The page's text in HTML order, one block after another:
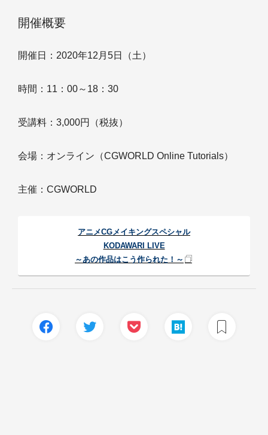
開催概要
開催日：2020年12月5日（土）
時間：11：00～18：30
受講料：3,000円（税抜）
会場：オンライン（CGWORLD Online Tutorials）
主催：CGWORLD
アニメCGメイキングスペシャル
KODAWARI LIVE
～あの作品はこう作られた！～